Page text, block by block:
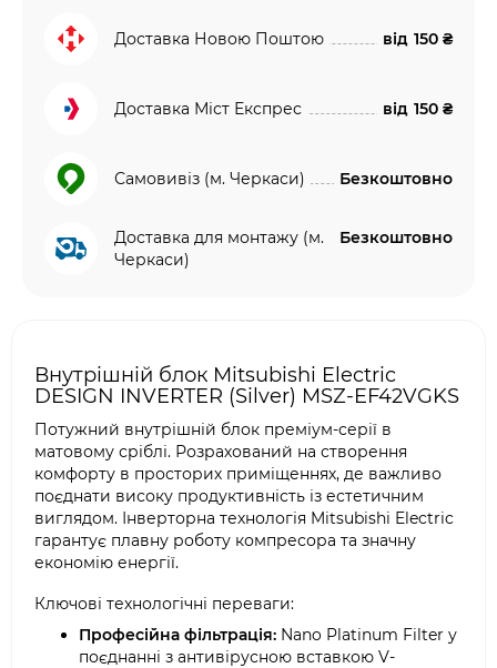
Доставка Новою Поштою від 150 ₴
Доставка Міст Експрес від 150 ₴
Самовивіз (м. Черкаси) Безкоштовно
Доставка для монтажу (м.
Черкаси)
Безкоштовно
Внутрішній блок Mitsubishi Electric
DESIGN INVERTER (Silver) MSZ-EF42VGKS
Потужний внутрішній блок преміум-серії в
матовому сріблі. Розрахований на створення
комфорту в просторих приміщеннях, де важливо
поєднати високу продуктивність із естетичним
виглядом. Інверторна технологія Mitsubishi Electric
гарантує плавну роботу компресора та значну
економію енергії.
Ключові технологічні переваги:
Професійна фільтрація: Nano Platinum Filter у
поєднанні з антивірусною вставкою V-